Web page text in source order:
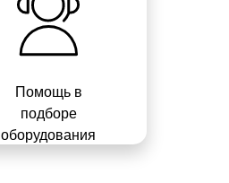
Помощь в
подборе
оборудования